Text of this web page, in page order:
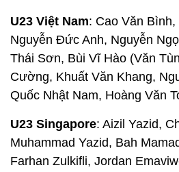
U23 Việt Nam: Cao Văn
Nguyễn Đức Anh, Nguyễn
Thái Sơn, Bùi Vĩ Hào (Văn
Cường, Khuất Văn Khang,
Quốc Nhật Nam, Hoàng Văn
U23 Singapore: Aizil Yazid,
Muhammad Yazid, Bah
Farhan Zulkifli, Jordan